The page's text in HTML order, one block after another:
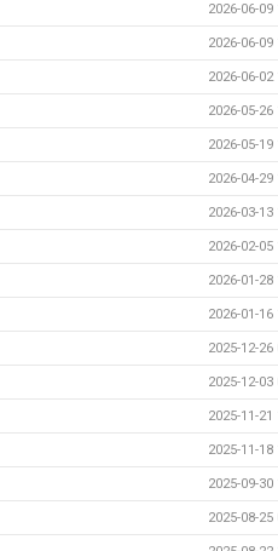
2026-06-09
2026-06-09
2026-06-02
2026-05-26
2026-05-19
2026-04-29
2026-03-13
2026-02-05
2026-01-28
2026-01-16
2025-12-26
2025-12-03
2025-11-21
2025-11-18
2025-09-30
2025-08-25